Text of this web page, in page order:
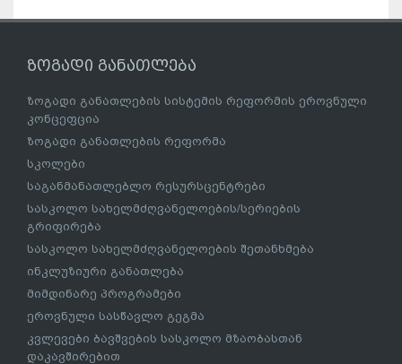
ზოგადი განათლება
ზოგადი განათლების სისტემის რეფორმის ეროვნული
კონცეფცია
ზოგადი განათლების რეფორმა
სკოლები
საგანმანათლებლო რესურსცენტრები
სასკოლო სახელმძღვანელოების/სერიების
გრიფირება
სასკოლო სახელმძღვანელოების შეთანხმება
ინკლუზიური განათლება
მიმდინარე პროგრამები
ეროვნული სასწავლო გეგმა
კვლევები ბავშვების სასკოლო მზაობასთან
დაკავშირებით